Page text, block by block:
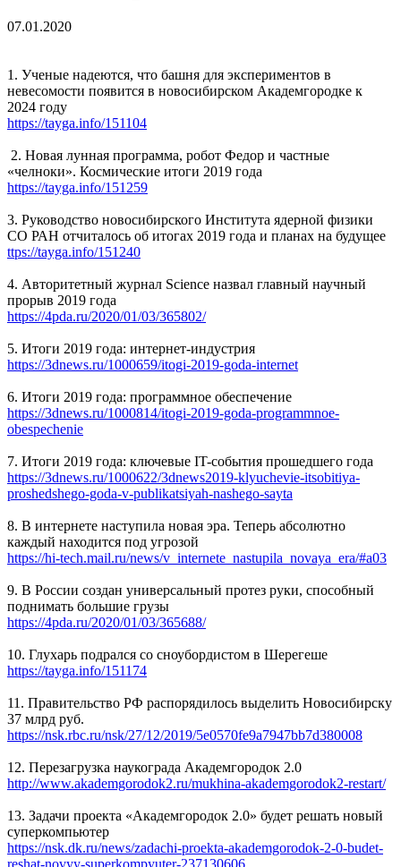
07.01.2020
1. Ученые надеются, что башня для экспериментов в
невесомости появится в новосибирском Академгородке к
2024 году
https://tayga.info/151104
2. Новая лунная программа, робот Федор и частные
«челноки». Космические итоги 2019 года
https://tayga.info/151259
3. Руководство новосибирского Института ядерной физики
СО РАН отчиталось об итогах 2019 года и планах на будущее
ttps://tayga.info/151240
4. Авторитетный журнал Science назвал главный научный
прорыв 2019 года
https://4pda.ru/2020/01/03/365802/
5. Итоги 2019 года: интернет-индустрия
https://3dnews.ru/1000659/itogi-2019-goda-internet
6. Итоги 2019 года: программное обеспечение
https://3dnews.ru/1000814/itogi-2019-goda-programmnoe-
obespechenie
7. Итоги 2019 года: ключевые IT-события прошедшего года
https://3dnews.ru/1000622/3dnews2019-klyuchevie-itsobitiya-
proshedshego-goda-v-publikatsiyah-nashego-sayta
8. В интернете наступила новая эра. Теперь абсолютно
каждый находится под угрозой
https://hi-tech.mail.ru/news/v_internete_nastupila_novaya_era/#a03
9. В России создан универсальный протез руки, способный
поднимать большие грузы
https://4pda.ru/2020/01/03/365688/
10. Глухарь подрался со сноубордистом в Шерегеше
https://tayga.info/151174
11. Правительство РФ распорядилось выделить Новосибирску
37 млрд руб.
https://nsk.rbc.ru/nsk/27/12/2019/5e0570fe9a7947bb7d380008
12. Перезагрузка наукограда Академгородок 2.0
http://www.akademgorodok2.ru/mukhina-akademgorodok2-restart/
13. Задачи проекта «Академгородок 2.0» будет решать новый
суперкомпьютер
https://nsk.dk.ru/news/zadachi-proekta-akademgorodok-2-0-budet-
reshat-novyy-superkompyuter-237130606